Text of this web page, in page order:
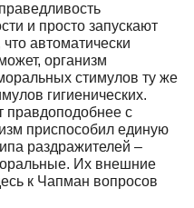
и просто запускают
автоматически
организм
стимулов ту же
гигиенических.
правдоподобнее с
приспособил единую
раздражителей –
Их внешние
к Чапман вопросов